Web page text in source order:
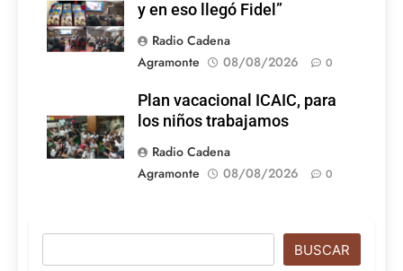
y en eso llegó Fidel”
Radio Cadena
Agramonte
08/08/2026 0
Plan vacacional ICAIC, para
los niños trabajamos
Radio Cadena
Agramonte
08/08/2026 0
BUSCAR